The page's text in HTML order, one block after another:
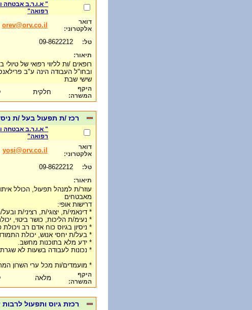
" א.ו.ר.ב אבטחה
רפואה"
דואר
אלקטרוני:
orev@orv.co.il
טל:
תיאור:
רופאים /ות לליווי רפואי של
ובחו"ל העבודה הינה ע"ב
שישי שבת
היקף
המשרה:
חלקית
רכז /ת תפעול בעל /ת
" א.ו.ר.ב אבטחה
רפואה"
דואר
אלקטרוני:
yosi@orv.co.il
טל:
תיאור:
עוזר/ת למנהל תפעול, הכולל
מאבטחים
דרישות אופי:
* דינאמי/ת, יצוגי/ת, רציני/ת
* נעימ/ת הליכות, כושר ביטוי,
* ניסיון בגיוס כוח אדם רב
* בעל/ת יחסי אנוש, יכולת
* ידע מלא בתוכנות מחשב.
* נכונות לעבודה בשעות לא
* מועמדים/ות מכל ערי השרון
היקף
המשרה:
מלאה
רכזת גיוס ותפעול